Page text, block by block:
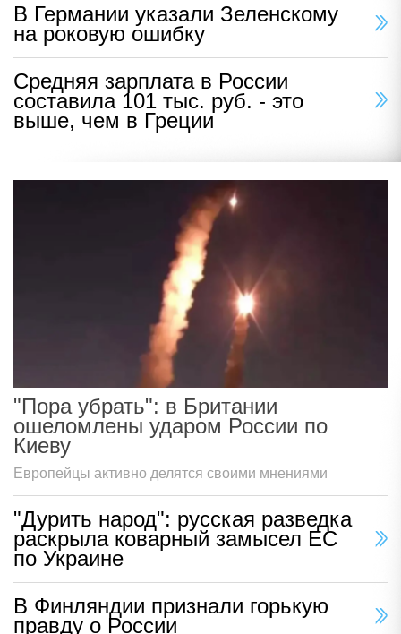
В Германии указали Зеленскому
на роковую ошибку
Средняя зарплата в России
составила 101 тыс. руб. - это
выше, чем в Греции
"Пора убрать": в Британии
ошеломлены ударом России по
Киеву
Европейцы активно делятся своими мнениями
"Дурить народ": русская разведка
раскрыла коварный замысел ЕС
по Украине
В Финляндии признали горькую
правду о России